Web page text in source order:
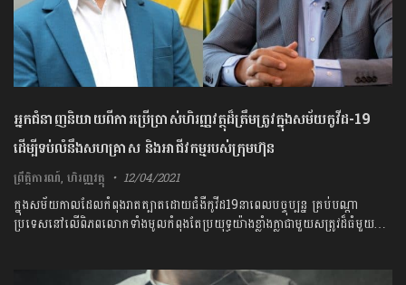
អ្នកជំនាញនិយាយពីការប្រើប្រាស់ហិរញ្ញវត្ថុដ៏ត្រឹមត្រូវក្នុងសម័យកូវីដ-19
ដើម្បីទប់លំនឹងសហគ្រាស និងអាជីវកម្មរបស់ក្រុមហ៊ុន
ព្រឹត្តិការណ៍,ហិរញ្ញវត្ថុ 12/04/2021
ក្នុងសម័យកាលដែលកំពុងរាតត្បាតដោយជំងឺកូវីដ19នាពេលបច្ចុប្បន្ន គ្រប់បណ្តា
ប្រទេសនៅលើពិភពលោកទាំងមូលកំពុងតែប្រយុទ្ធយ៉ាងខ្លាំងក្លាជាមួយសត្រូវដ៏ធំមួយ…